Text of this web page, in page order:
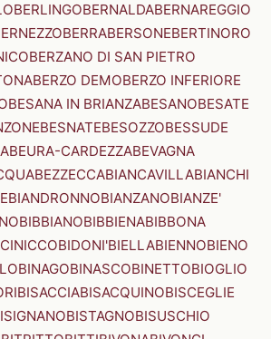
BERLINGOBERNALDABERNAREGGIO
BERRABERSONEBERTINORO
BERZANO DI SAN PIETRO
BERZO DEMOBERZO INFERIORE
BESANA IN BRIANZABESANOBESATE
BESNATEBESOZZOBESSUDE
BEURA-CARDEZZABEVAGNA
BEZZECCABIANCAVILLABIANCHI
BIANDRONNOBIANZANOBIANZE'
BIBBIANOBIBBIENABIBBONA
BIDONI'BIELLABIENNOBIENO
BINAGOBINASCOBINETTOBIOGLIO
BISACCIABISACQUINOBISCEGLIE
BISTAGNOBISUSCHIO